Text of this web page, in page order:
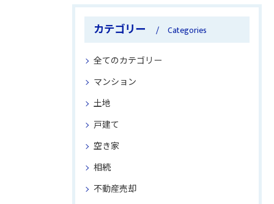
カテゴリー Categories
全てのカテゴリー
マンション
土地
戸建て
空き家
相続
不動産売却